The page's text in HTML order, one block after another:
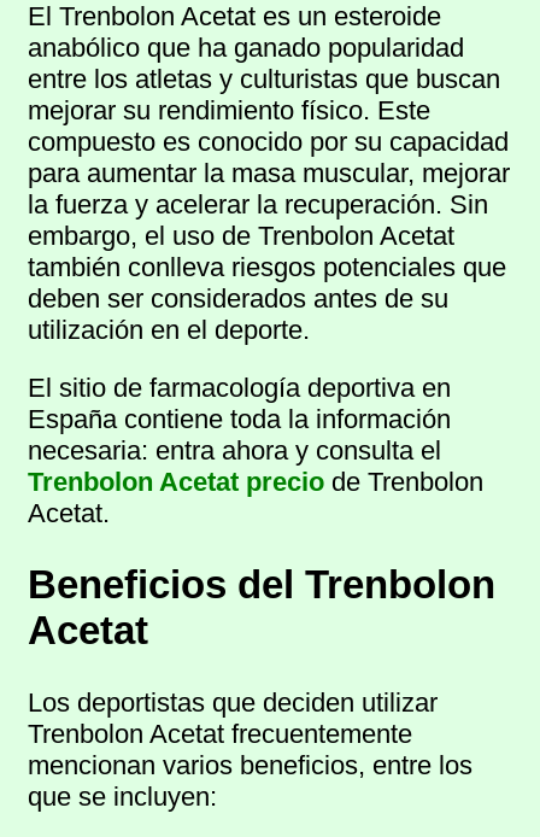
El Trenbolon Acetat es un esteroide
anabólico que ha ganado popularidad
entre los atletas y culturistas que buscan
mejorar su rendimiento físico. Este
compuesto es conocido por su capacidad
para aumentar la masa muscular, mejorar
la fuerza y acelerar la recuperación. Sin
embargo, el uso de Trenbolon Acetat
también conlleva riesgos potenciales que
deben ser considerados antes de su
utilización en el deporte.
El sitio de farmacología deportiva en
España contiene toda la información
necesaria: entra ahora y consulta el
Trenbolon Acetat precio de Trenbolon
Acetat.
Beneficios del Trenbolon
Acetat
Los deportistas que deciden utilizar
Trenbolon Acetat frecuentemente
mencionan varios beneficios, entre los
que se incluyen: